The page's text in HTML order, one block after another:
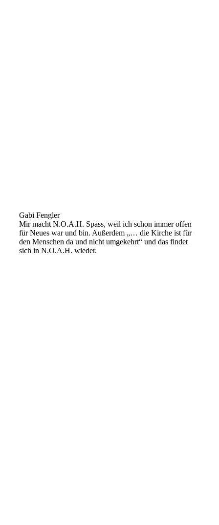
Gabi Fengler
Mir macht N.O.A.H. Spass, weil ich schon immer offen
für Neues war und bin. Außerdem „… die Kirche ist für
den Menschen da und nicht umgekehrt“ und das findet
sich in N.O.A.H. wieder.